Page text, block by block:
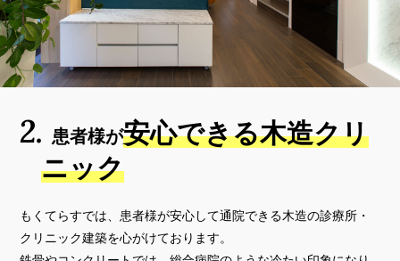
2. 患者様が安心できる木造クリ
ニック
もくてらすでは、患者様が安心して通院できる木造の診療所・
クリニック建築を心がけております。